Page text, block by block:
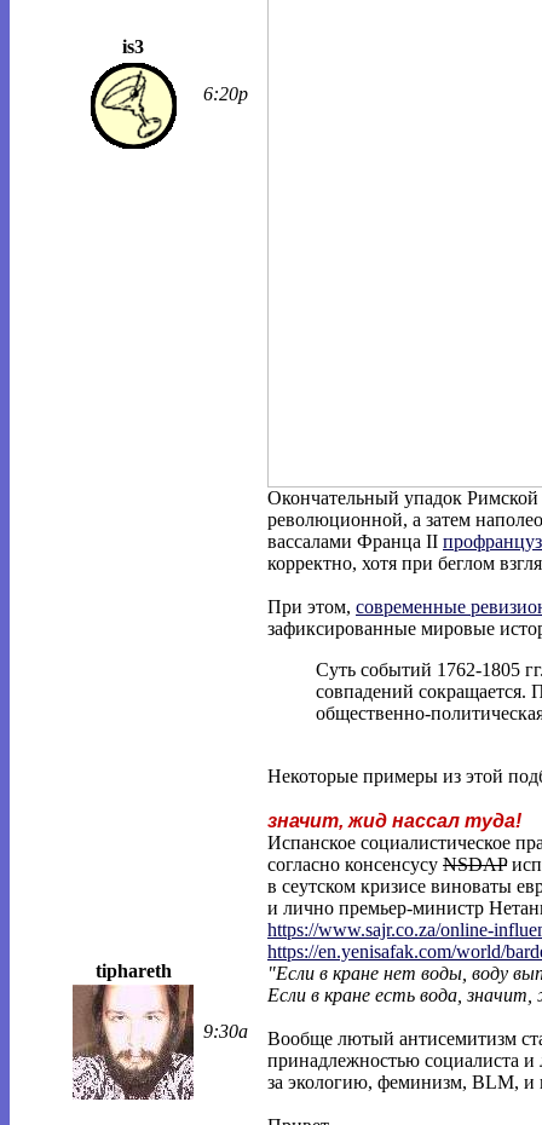
is3
6:20p
Окончательный упадок
революционной, а затем
вассалами Франца II
корректно, хотя при беглом
При этом, современные
зафиксированные мировые
Суть событий 1762-1805
совпадений сокращается.
общественно-
Некоторые примеры из этой
tiphareth
9:30a
значит, жид нассал туда!
Испанское социалистическое
согласно консенсусу NSDAP
в сеутском кризисе виноваты
и лично премьер-министр
https://www.sajr.co.za/online-
https://en.yenisafak.com/world/
"Если в кране нет воды, воду
Если в кране есть вода,
Вообще лютый антисемитизм
принадлежностью социалиста и
за экологию, феминизм, BLM, и